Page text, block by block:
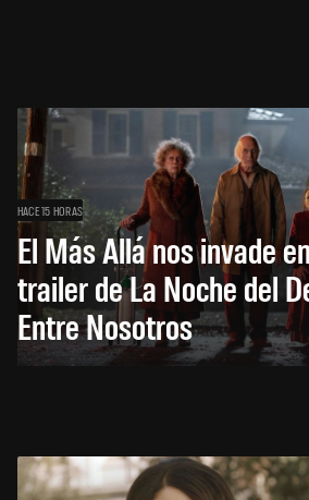
HACE 15 HORAS
El Más Allá nos invade
trailer de La Noche del
Entre Nosotros